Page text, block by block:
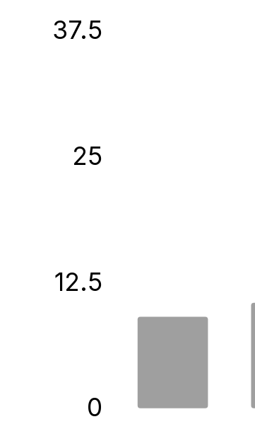
0
12.5
25
37.5